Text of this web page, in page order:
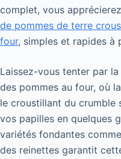
complet, vous
de pommes de terre
four, simples et rapides à
Laissez-vous tenter par
des pommes au four, où
le croustillant du crumble
vos papilles en quelques
variétés fondantes
des reinettes garantit